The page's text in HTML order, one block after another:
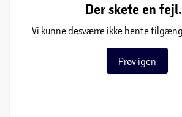
Der skete en
Vi kunne desværre ikke hente
Prøv igen